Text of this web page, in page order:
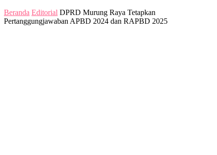
Beranda Editorial DPRD Murung Raya Tetapkan
Pertanggungjawaban APBD 2024 dan RAPBD 2025